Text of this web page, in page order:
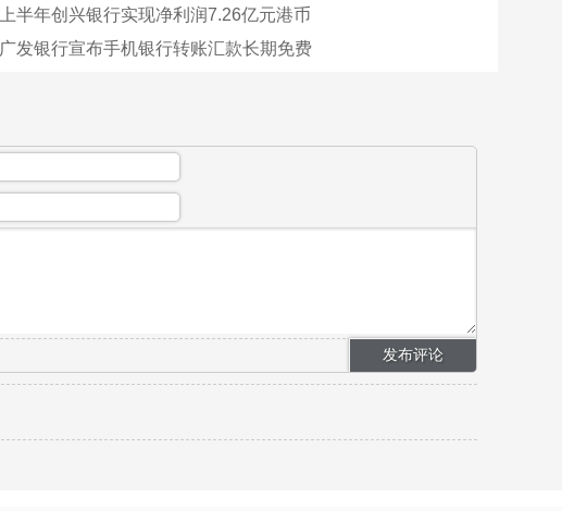
上半年创兴银行实现净利润7.26亿元港币
广发银行宣布手机银行转账汇款长期免费